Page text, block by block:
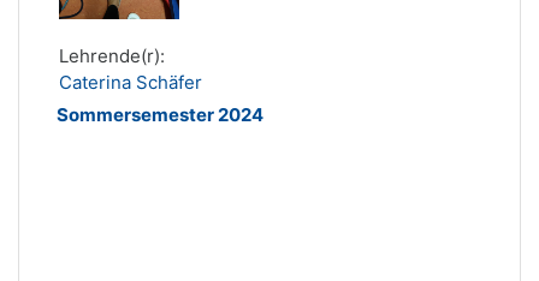
Lehrende(r):
Caterina Schäfer
Sommersemester 2024